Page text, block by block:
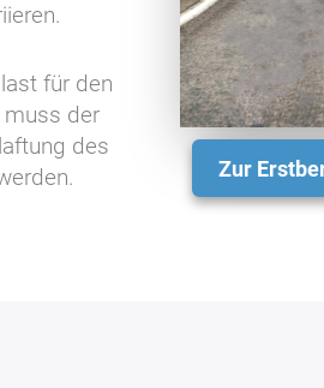
für den
muss der
des
Zur